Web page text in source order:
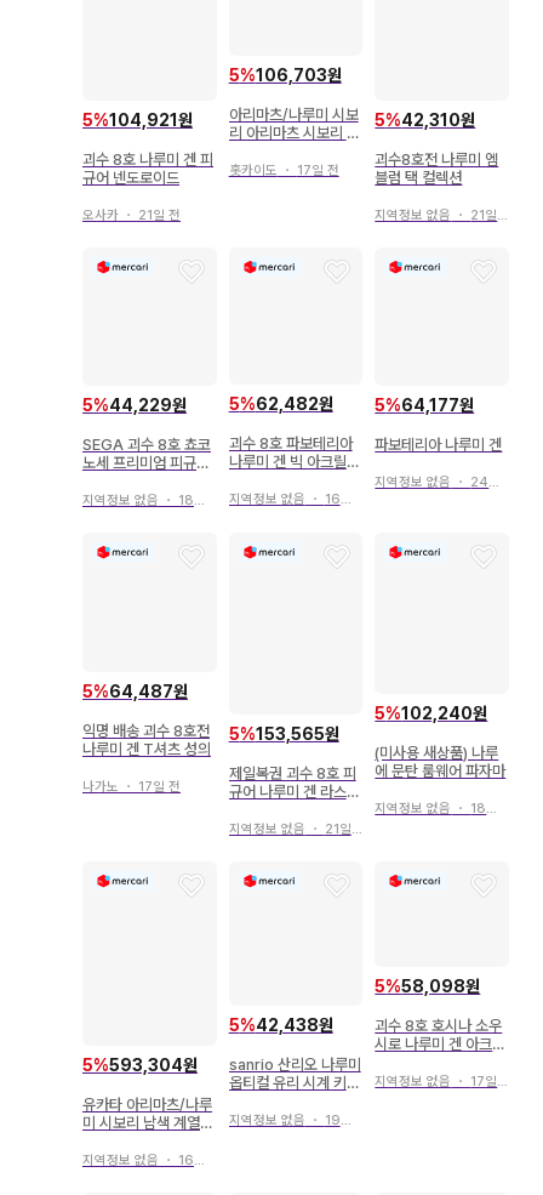
5%104,921원
괴수 8호 나루미 겐 피
규어 넨도로이드
오사카 ・ 21일 전
5%106,703원
아리마츠/나루미 시보
리 아리마츠 시보리 시
자품
홋카이도 ・ 17일 전
5%42,310원
괴수8호전 나루미 엠
블럼 택 컬렉션
지역정보 없음 ・ 21일 전
5%44,229원
SEGA 괴수 8호 쵸코
노세 프리미엄 피규어
지역정보 없음 ・ 18일 전
5%62,482원
괴수 8호 파보테리아
나루미 겐 빅 아크릴
지역정보 없음 ・ 16일 전
5%64,177원
파보테리아 나루미 겐
지역정보 없음 ・ 24일 전
5%64,487원
익명 배송 괴수 8호전
나루미 겐 T셔츠 성의
나가노 ・ 17일 전
5%153,565원
제일복권 괴수 8호 피
규어 나루미 겐 라스트
지역정보 없음 ・ 21일 전
5%102,240원
(미사용 새상품) 나루
에 문탄 룸웨어 파자마
지역정보 없음 ・ 18일 전
5%593,304원
유카타 아리마츠/나루
미 시보리 남색 계열
지역정보 없음 ・ 16일 전
5%42,438원
sanrio 산리오 나루미
옵티컬 유리 시계 키티
지역정보 없음 ・ 19일 전
5%58,098원
괴수 8호 호시나 소우
시로 나루미 겐 아크릴
지역정보 없음 ・ 17일 전